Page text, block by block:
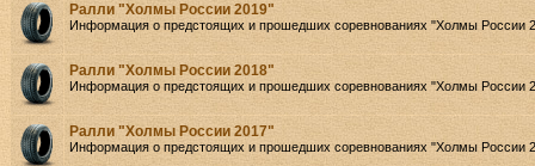
Ралли "Холмы России 2019"
Информация о предстоящих и прошедших соревнованиях "Холмы России
Ралли "Холмы России 2018"
Информация о предстоящих и прошедших соревнованиях "Холмы России
Ралли "Холмы России 2017"
Информация о предстоящих и прошедших соревнованиях "Холмы России